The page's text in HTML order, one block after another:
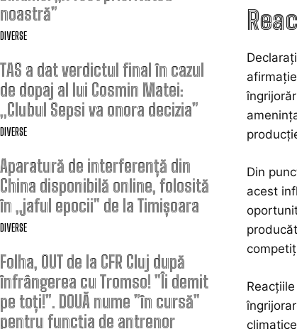
noastră”
DIVERSE
TAS a dat verdictul final în cazul
de dopaj al lui Cosmin Matei:
„Clubul Sepsi va onora decizia”
DIVERSE
Aparatură de interferență din
China disponibilă online, folosită
în „jaful epocii” de la Timișoara
DIVERSE
Folha, OUT de la CFR Cluj după
înfrângerea cu Tromso! ”Îi demit
pe toți!”. DOUĂ nume ”în cursă”
pentru funcția de antrenor
Din
acest